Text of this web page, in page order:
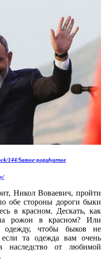
144/Samoe-populyarnoe
Никол Воваевич, пройти
обе стороны дороги быки
в красном. Дескать, как
рожон в красном? Или
одежду, чтобы быков не
та одежда вам очень
наследство от любимой